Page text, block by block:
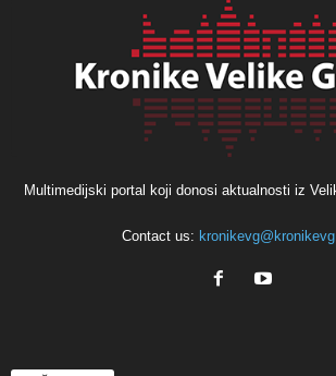
Multimedijski portal koji donosi aktualnosti iz
Contact us: